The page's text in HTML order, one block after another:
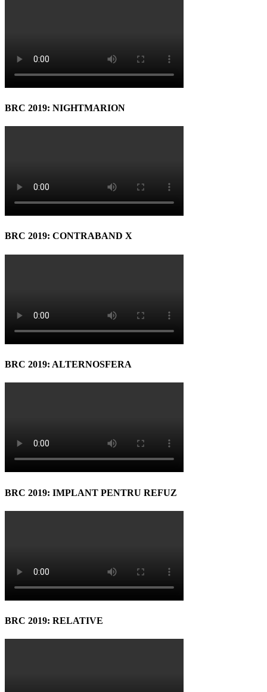
BRC 2019: NIGHTMARION
BRC 2019: CONTRABAND X
BRC 2019: ALTERNOSFERA
BRC 2019: IMPLANT PENTRU REFUZ
BRC 2019: RELATIVE